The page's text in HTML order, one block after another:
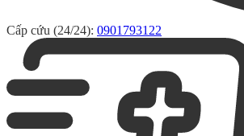
Cấp cứu (24/24): 0901793122